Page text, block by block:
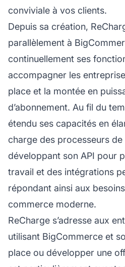
conviviale à vos clients.
Depuis sa création,
parallèlement à
continuellement ses
accompagner les
place et la montée en
d’abonnement. Au fil du
étendu ses capacités en
charge des processeurs
développant son API pour
travail et des intégrations
répondant ainsi aux
commerce moderne.
ReCharge s’adresse aux
utilisant BigCommerce et
place ou développer une